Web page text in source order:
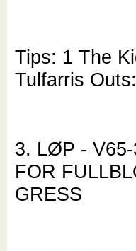
Tips: 1 The
Tulfarris
3. LØP -
FOR
GRESS